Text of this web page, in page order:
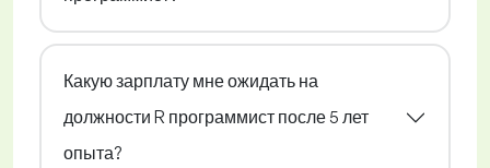
Какую зарплату мне ожидать на
должности R программист после 5 лет
опыта?